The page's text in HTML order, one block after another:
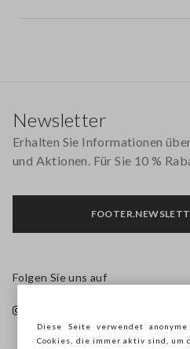
Newsletter
Erhalten Sie Informationen
und Aktionen. Für Sie 10 %
Folgen Sie uns auf
Diese Seite verwendet
Cookies, die immer aktiv sind,